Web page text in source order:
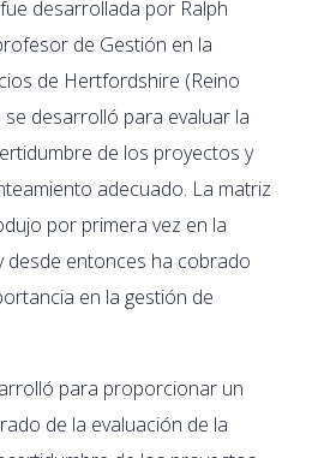
desarrollada por Ralph
de Gestión en la
de Hertfordshire (Reino
se desarrolló para evaluar la
de los proyectos y
adecuado. La matriz
por primera vez en la
desde entonces ha cobrado
en la gestión de
para proporcionar un
de la evaluación de la